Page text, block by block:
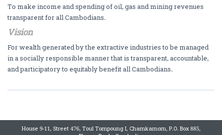
To make income and spending of oil, gas and mining revenues
transparent for all Cambodians.
Vision
For wealth generated by the extractive industries to be managed
in a socially responsible manner that is transparent, accountable,
and participatory to equitably benefit all Cambodians.
House 9-11, Street 476, Toul Tompoung I, Chamkamorn, P.O. Box 885,